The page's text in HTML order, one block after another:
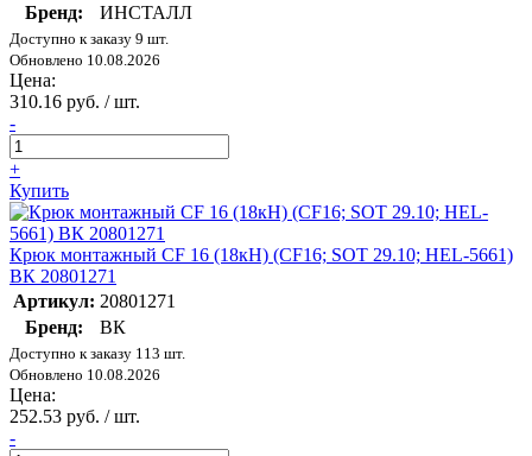
Бренд:
ИНСТАЛЛ
Доступно к заказу 9 шт.
Обновлено 10.08.2026
Цена:
310.16 руб. / шт.
-
+
Купить
Крюк монтажный CF 16 (18кН) (CF16; SOT 29.10; HEL-5661)
ВК 20801271
Артикул: 20801271
Бренд:
ВК
Доступно к заказу 113 шт.
Обновлено 10.08.2026
Цена:
252.53 руб. / шт.
-